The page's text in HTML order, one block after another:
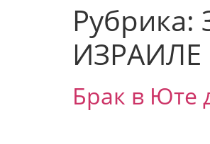
Рубрика:
ИЗРАИЛЕ
Брак в Юте